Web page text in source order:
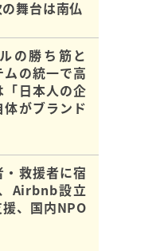
舞台は南仏
の勝ち筋と
の統一で高
日本人の企
がブランド
救援者に宿
Airbnb設立
、国内NPO